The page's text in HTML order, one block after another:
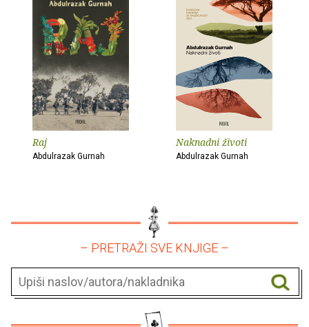
Raj
Abdulrazak Gurnah
Naknadni životi
Abdulrazak Gurnah
– PRETRAŽI SVE KNJIGE –